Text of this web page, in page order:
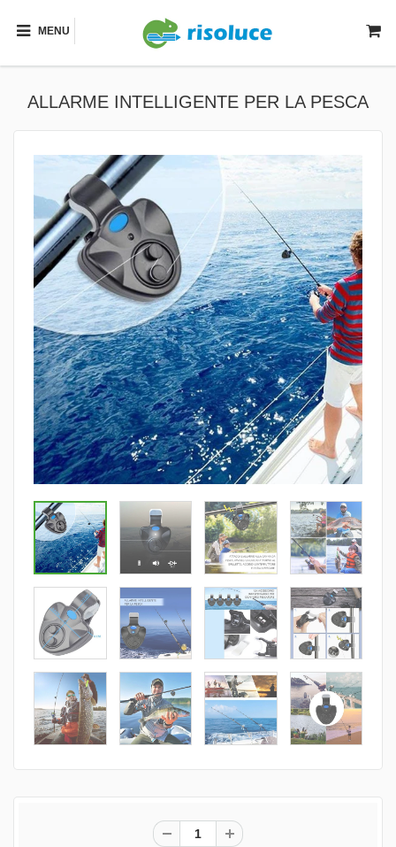
MENU
ALLARME INTELLIGENTE PER LA PESCA